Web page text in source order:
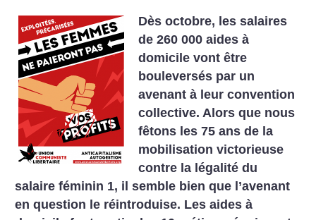
Dès octobre, les salaires
de 260 000 aides à
domicile vont être
bouleversés par un
avenant à leur convention
collective. Alors que nous
fêtons les 75 ans de la
mobilisation victorieuse
contre la légalité du
salaire féminin 1, il semble bien que l’avenant
en question le réintroduise. Les aides à